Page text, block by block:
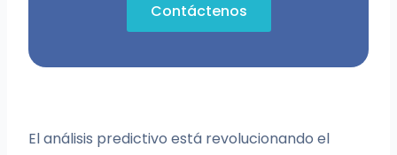
Contáctenos
El análisis predictivo está revolucionando el